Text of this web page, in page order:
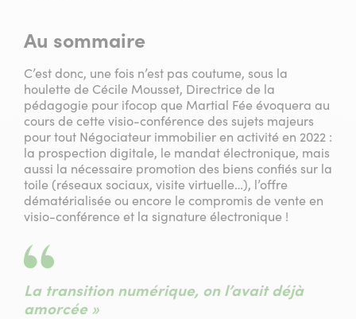
Au sommaire
C’est donc, une fois n’est pas coutume, sous la
houlette de Cécile Mousset, Directrice de la
pédagogie pour ifocop que Martial Fée évoquera au
cours de cette visio-conférence des sujets majeurs
pour tout Négociateur immobilier en activité en 2022 :
la prospection digitale, le mandat électronique, mais
aussi la nécessaire promotion des biens confiés sur la
toile (réseaux sociaux, visite virtuelle…), l’offre
dématérialisée ou encore le compromis de vente en
visio-conférence et la signature électronique !
La transition numérique, on l’avait déjà
amorcée »